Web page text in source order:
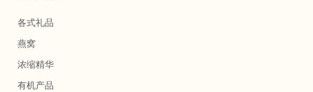
各式礼品
燕窝
浓缩精华
有机产品